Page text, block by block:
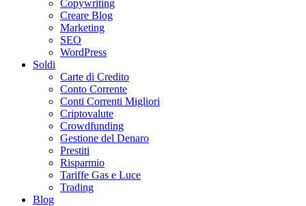
Copywriting
Creare Blog
Marketing
SEO
WordPress
Soldi
Carte di Credito
Conto Corrente
Conti Correnti Migliori
Criptovalute
Crowdfunding
Gestione del Denaro
Prestiti
Risparmio
Tariffe Gas e Luce
Trading
Blog